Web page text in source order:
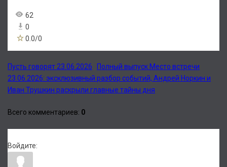
62
0
0.0/0
Пусть говорят 23.06.2026
Полный выпуск Место встречи
23.06.2026: эксклюзивный разбор событий, Андрей Норкин и
Иван Трушкин раскрыли главные тайны дня
Всего комментариев: 0
Войдите: